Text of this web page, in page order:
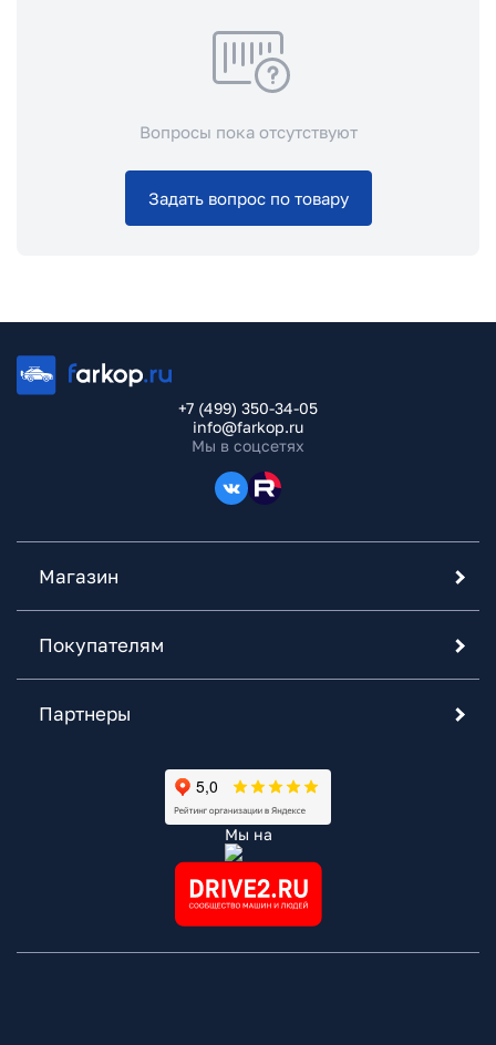
Вопросы пока отсутствуют
Задать вопрос по товару
+7 (499) 350-34-05
info@farkop.ru
Мы в соцсетях
Магазин
Покупателям
Партнеры
Мы на